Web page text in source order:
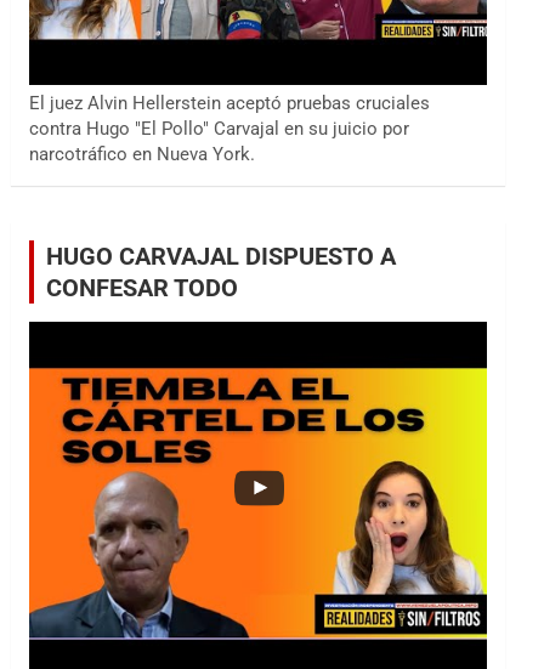
El juez Alvin Hellerstein aceptó pruebas cruciales
contra Hugo "El Pollo" Carvajal en su juicio por
narcotráfico en Nueva York.
HUGO CARVAJAL DISPUESTO A
CONFESAR TODO